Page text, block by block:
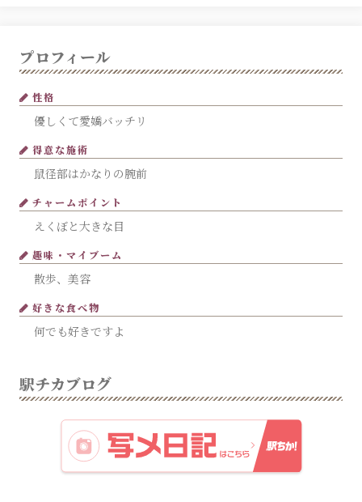
プロフィール
性格
優しくて愛嬌バッチリ
得意な施術
鼠径部はかなりの腕前
チャームポイント
えくぼと大きな目
趣味・マイブーム
散歩、美容
好きな食べ物
何でも好きですよ
駅チカブログ